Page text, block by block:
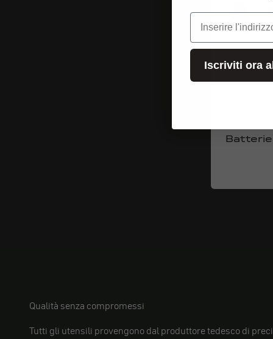
Qualità senza compromessi
Tutti gli utensili provengono dal produttore tedesco di
e-mail
Iscriviti ora